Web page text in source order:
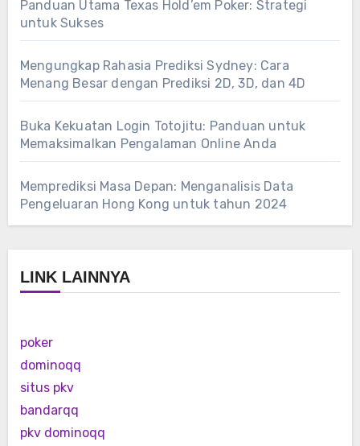
Panduan Utama Texas Hold’em Poker: Strategi
untuk Sukses
Mengungkap Rahasia Prediksi Sydney: Cara
Menang Besar dengan Prediksi 2D, 3D, dan 4D
Buka Kekuatan Login Totojitu: Panduan untuk
Memaksimalkan Pengalaman Online Anda
Memprediksi Masa Depan: Menganalisis Data
Pengeluaran Hong Kong untuk tahun 2024
LINK LAINNYA
poker
dominoqq
situs pkv
bandarqq
pkv dominoqq